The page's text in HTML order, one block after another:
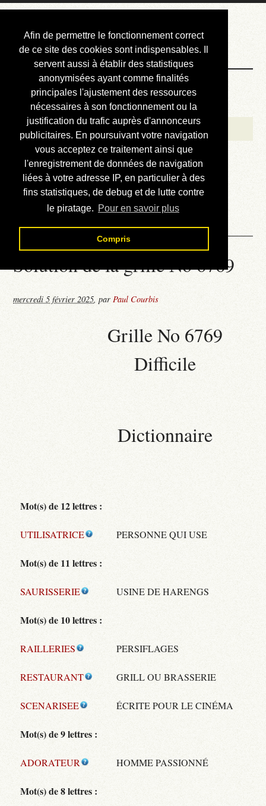
Afin de permettre le fonctionnement correct
de ce site des cookies sont indispensables. Il
servent aussi à établir des statistiques
anonymisées ayant comme finalités
principales l'ajustement des ressources
nécessaires à son fonctionnement ou la
justification du trafic auprès d'annonceurs
publicitaires. En poursuivant votre navigation
vous acceptez ce traitement ainsi que
l'enregistrement de données de navigation
liées à votre adresse IP, en particulier à des
fins statistiques, de debug et de lutte contre
le piratage. Pour en savoir plus
Compris
Courbis, « LE »
Blog Officiel
Bienvenue
Réalisations
Divers (et d’été)
Annonces
Liens externes
Téléchargement
Contact
Solution de la grille No 6769
mercredi 5 février 2025,parPaul Courbis
Grille No 6769
Difficile
Dictionnaire
Mot(s) de 12 lettres :
UTILISATRICE PERSONNE QUI USE
Mot(s) de 11 lettres :
SAURISSERIE USINE DE HARENGS
Mot(s) de 10 lettres :
RAILLERIES PERSIFLAGES
RESTAURANT GRILL OU BRASSERIE
SCENARISEE ÉCRITE POUR LE CINÉMA
Mot(s) de 9 lettres :
ADORATEUR HOMME PASSIONNÉ
Mot(s) de 8 lettres :